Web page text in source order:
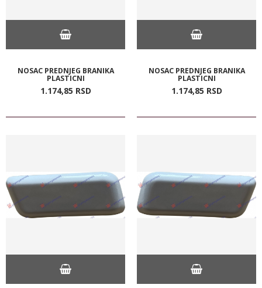
NOSAC PREDNJEG BRANIKA
PLASTICNI
1.174,85 RSD
NOSAC PREDNJEG BRANIKA
PLASTICNI
1.174,85 RSD